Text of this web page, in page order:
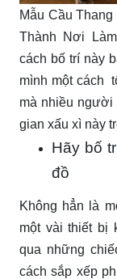
Mẫu Cầu
Thành Nơi
cách bố trí này
mình một cách
mà nhiều người
gian xấu xì này
Hãy bố
đồ
Không hẳn là
một vài thiết bị
qua những
cách sắp xếp